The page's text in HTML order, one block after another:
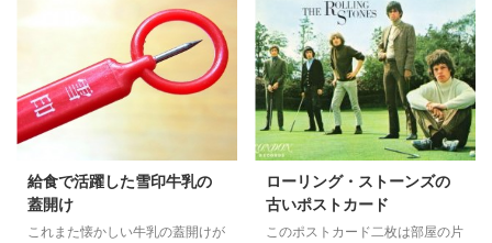
しか最初は季刊雑誌としてスター
トしていたと思います。 （副題
に、“Men's an-an”とあるのも見
逃せません） 発売当時、まだ高
校生だったのであまりこの雑誌に
興味がなく、自分で買って読み始
めたのは大学に入ってからだった
際に先輩の部屋を見せてもらった
時、綺麗に整頓された本棚の建築
関係の専門書に混じってポパイが
は鉄砲本体に銀玉をかなりの数詰
め込んで連射ができるので実戦的
で人気があり、対戦ごっこ遊びの
必須アイテムとして活躍しまし
た。 そんな銀玉鉄砲に飽きてき
た頃、駄菓子屋で新商品として売
られ始めたのが、このプラスチッ
こども心をくすぐる円盤をモチー
フにした玉を飛ばすという発想、
円盤という語呂自体が好きだった
給食で活躍した雪印牛乳の
蓋開け
これまた懐かしい牛乳の蓋開けが
ローリング・ストーンズの
古いポストカード
このポストカード二枚は部屋の片